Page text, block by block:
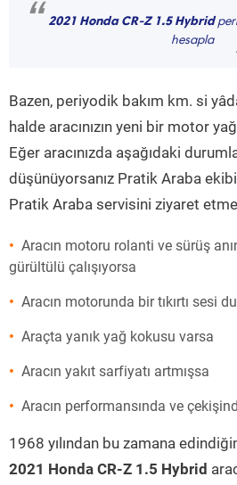
“ 2021 Honda CR-Z 1.5 Hybrid
hesapla
Bazen, periyodik bakım km. si
halde aracınızın yeni bir motor
Eğer aracınızda aşağıdaki
düşünüyorsanız Pratik Araba
Pratik Araba servisini ziyaret
Aracın motoru rolanti ve sürüş
gürültülü çalışıyorsa
Aracın motorunda bir tıkırtı sesi
Araçta yanık yağ kokusu varsa
Aracın yakıt sarfiyatı artmışsa
Aracın performansında ve
1968 yılından bu zamana
2021 Honda CR-Z 1.5 Hybrid